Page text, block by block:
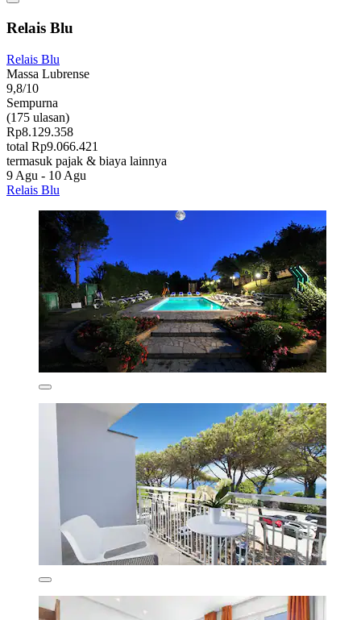
Relais Blu
Relais Blu
Massa Lubrense
9,8/10
Sempurna
(175 ulasan)
Rp8.129.358
total Rp9.066.421
termasuk pajak & biaya lainnya
9 Agu - 10 Agu
Relais Blu